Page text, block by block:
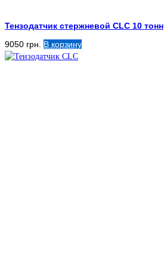
Тензодатчик стержневой CLC 10 тонн
9050 грн. В корзину